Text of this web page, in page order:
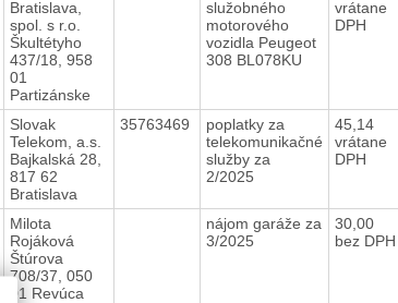
Bratislava,
spol. s r.o.
Škultétyho
437/18, 958
01
Partizánske
služobného
motorového
vozidla Peugeot
308 BL078KU
vrátane
DPH
Slovak
Telekom, a.s.
Bajkalská 28,
817 62
Bratislava
35763469
poplatky za
telekomunikačné
služby za
2/2025
45,14
vrátane
DPH
Milota
Rojáková
Štúrova
708/37, 050
01 Revúca
nájom garáže za
3/2025
30,00
bez DPH